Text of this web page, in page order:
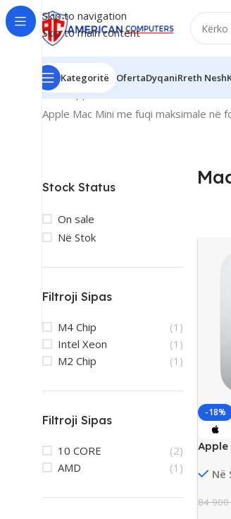
Skip to navigation
Skip to main content
Kategoritë OfertaDyqaniRreth Nesh
Kreu/Apple/Mac Mini
Apple Mac Mini me fuqi maksimale
Stock Status
On sale
Në Stok
Filtroji Sipas
M4 Chip
(1)
Intel Xeon
(1)
M2 Chip
(1)
Filtroji Sipas
10 CORE
(2)
AMD
(1)
-18%
Apple
Në
84